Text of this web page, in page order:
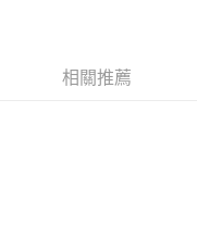
支付方式。 讓您購物簡單
。
相關推薦